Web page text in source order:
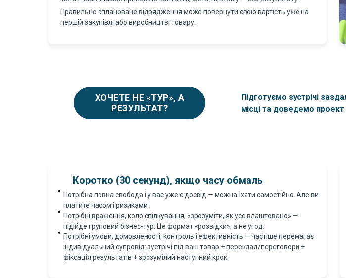
Правильно сплановане відрядження може повернути свою вартість уже на
першій закупівлі або виробництві товару.
ХОЧЕТЕ НЕ «ТУР», А
РЕЗУЛЬТАТ?
Підготуємо зустрічі
місці та доведемо
Коротко (30 секунд), якщо часу обмаль
Потрібна повна свобода і у вас уже є досвід — можна їхати самостійно. Але ви
платите часом і ризиками.
Потрібні враження, коло спілкування, «зрозуміти, як усе влаштовано» —
підійде груповий бізнес-тур. Це формат «розвідки», а не угод.
Потрібні умови, домовленості, контроль і ефективність — частіше перемагає
індивідуальний супровід: зустрічі під ваш товар + переклад/переговори +
фіксація результатів + зрозумілий наступний крок.